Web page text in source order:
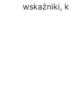
wskaźniki,